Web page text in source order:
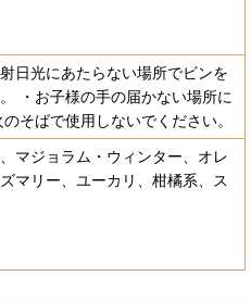
日光にあたらない場所でビンを
・お子様の手の届かない場所に
そばで使用しないでください。
マジョラム・ウィンター、オレ
マリー、ユーカリ、柑橘系、ス